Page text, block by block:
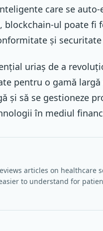
care se auto-
blockchain-ul poate fi
și
uriaș de a
pentru o gamă
și să se gestioneze
în mediul
articles on healthcare
to understand for